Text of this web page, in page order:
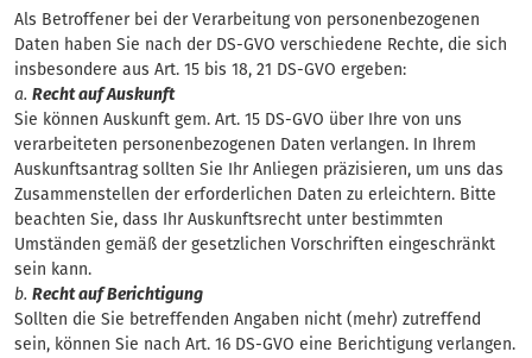
Als Betroffener bei der Verarbeitung von personenbezogenen
Daten haben Sie nach der DS-GVO verschiedene Rechte, die sich
insbesondere aus Art. 15 bis 18, 21 DS-GVO ergeben:
a. Recht auf Auskunft
Sie können Auskunft gem. Art. 15 DS-GVO über Ihre von uns
verarbeiteten personenbezogenen Daten verlangen. In Ihrem
Auskunftsantrag sollten Sie Ihr Anliegen präzisieren, um uns das
Zusammenstellen der erforderlichen Daten zu erleichtern. Bitte
beachten Sie, dass Ihr Auskunftsrecht unter bestimmten
Umständen gemäß der gesetzlichen Vorschriften eingeschränkt
sein kann.
b. Recht auf Berichtigung
Sollten die Sie betreffenden Angaben nicht (mehr) zutreffend
sein, können Sie nach Art. 16 DS-GVO eine Berichtigung verlangen.